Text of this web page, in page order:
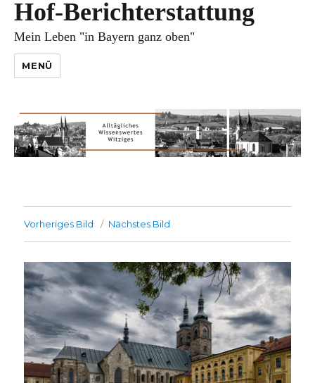
Hof-Berichterstattung
Mein Leben "in Bayern ganz oben"
MENÜ
Vorheriges Bild Nächstes Bild